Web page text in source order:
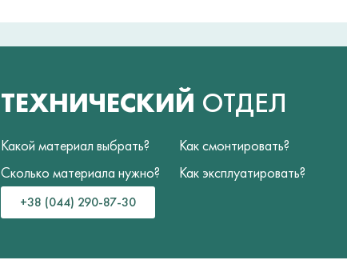
ТЕХНИЧЕСКИЙ ОТДЕЛ
Какой материал выбрать?
Сколько материала нужно?
Как смонтировать?
Как эксплуатировать?
+38 (044) 290-87-30